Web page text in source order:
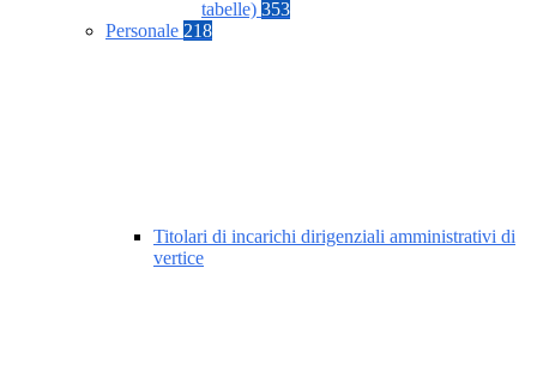
tabelle) 353
Personale 218
Titolari di incarichi dirigenziali amministrativi di
vertice